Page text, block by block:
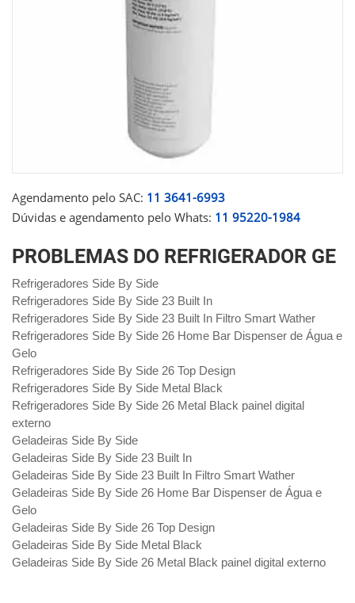
Agendamento pelo SAC: 11 3641-6993
Dúvidas e agendamento pelo Whats: 11 95220-1984
PROBLEMAS DO REFRIGERADOR GE
Refrigeradores Side By Side
Refrigeradores Side By Side 23 Built In
Refrigeradores Side By Side 23 Built In Filtro Smart Wather
Refrigeradores Side By Side 26 Home Bar Dispenser de Água e
Gelo
Refrigeradores Side By Side 26 Top Design
Refrigeradores Side By Side Metal Black
Refrigeradores Side By Side 26 Metal Black painel digital
externo
Geladeiras Side By Side
Geladeiras Side By Side 23 Built In
Geladeiras Side By Side 23 Built In Filtro Smart Wather
Geladeiras Side By Side 26 Home Bar Dispenser de Água e
Gelo
Geladeiras Side By Side 26 Top Design
Geladeiras Side By Side Metal Black
Geladeiras Side By Side 26 Metal Black painel digital externo